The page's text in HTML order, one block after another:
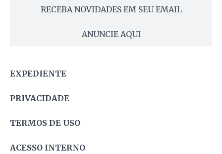
RECEBA NOVIDADES EM SEU EMAIL
ANUNCIE AQUI
EXPEDIENTE
PRIVACIDADE
TERMOS DE USO
ACESSO INTERNO